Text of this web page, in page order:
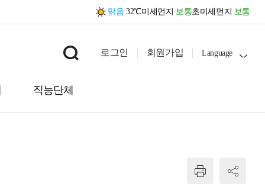
맑음 32℃미세먼지 보통초미세먼지 보통
직능단체
로그인 회원가입 Language